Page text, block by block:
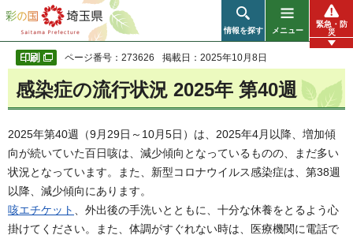
彩の国 埼玉県
情報を探す メニュー
緊急・防
災
ページ番号：273626 掲載日：2025年10月8日
感染症の流行状況 2025年 第40週
2025年第40週（9月29日～10月5日）は、2025年4月以降、増加傾
向が続いていた百日咳は、減少傾向となっているものの、まだ多い
状況となっています。また、新型コロナウイルス感染症は、第38週
以降、減少傾向にあります。
咳エチケット
、外出後の手洗いとともに、十分な休養をとるよう心
掛けてください。また、体調がすぐれない時は、医療機関に電話で